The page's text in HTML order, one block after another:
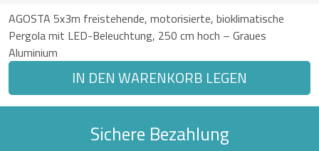
AGOSTA 5x3m freistehende, motorisierte, bioklimatische
Pergola mit LED-Beleuchtung, 250 cm hoch – Graues
Aluminium
IN DEN WARENKORB LEGEN
Sichere Bezahlung